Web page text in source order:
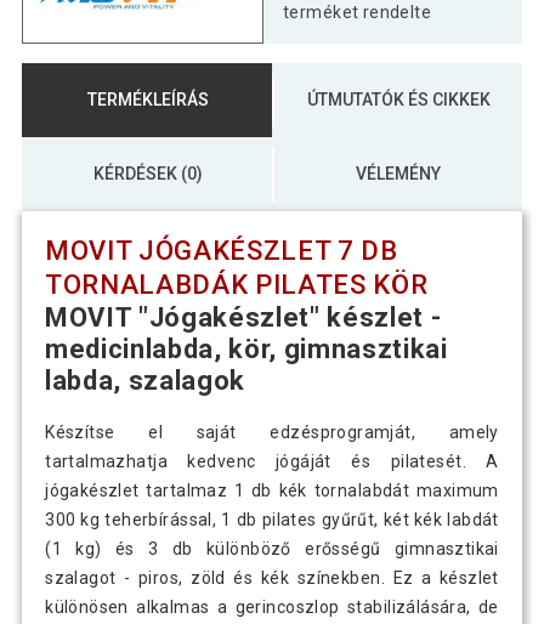
terméket rendelte
TERMÉKLEÍRÁS ÚTMUTATÓK ÉS CIKKEK
KÉRDÉSEK (0) VÉLEMÉNY
MOVIT JÓGAKÉSZLET 7 DB
TORNALABDÁK PILATES KÖR
MOVIT "Jógakészlet" készlet -
medicinlabda, kör, gimnasztikai
labda, szalagok
Készítse el saját edzésprogramját, amely
tartalmazhatja kedvenc jógáját és pilatesét. A
jógakészlet tartalmaz 1 db kék tornalabdát maximum
300 kg teherbírással, 1 db pilates gyűrűt, két kék labdát
(1 kg) és 3 db különböző erősségű gimnasztikai
szalagot - piros, zöld és kék színekben. Ez a készlet
különösen alkalmas a gerincoszlop stabilizálására, de